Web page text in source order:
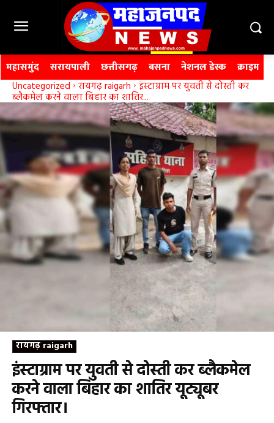
महासमुंद सरायपाली छत्तीसगढ़ बसना नेशनल डेस्क क्राइम
Uncategorized रायगढ़ raigarh इंस्टाग्राम पर युवती से दोस्ती कर
ब्लैकमेल करने वाला बिहार का शातिर...
रायगढ़ raigarh
इंस्टाग्राम पर युवती से दोस्ती कर ब्लैकमेल
करने वाला बिहार का शातिर यूट्यूबर
गिरफ्तार।